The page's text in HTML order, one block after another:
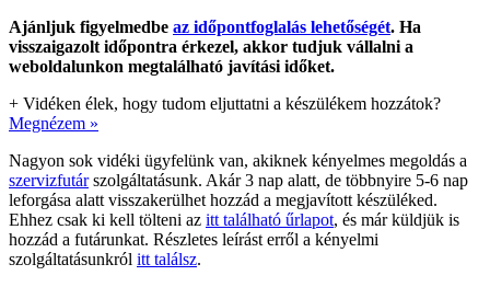
Ajánljuk figyelmedbe az időpontfoglalás lehetőségét. Ha
visszaigazolt időpontra érkezel, akkor tudjuk vállalni a
weboldalunkon megtalálható javítási időket.
+ Vidéken élek, hogy tudom eljuttatni a készülékem hozzátok?
Megnézem »
Nagyon sok vidéki ügyfelünk van, akiknek kényelmes megoldás a
szervizfutárszolgáltatásunk. Akár 3 nap alatt, de többnyire 5-6 nap
leforgása alatt visszakerülhet hozzád a megjavított készüléked.
Ehhez csak ki kell tölteni az itt található űrlapot, és már küldjük is
hozzád a futárunkat. Részletes leírást erről a kényelmi
szolgáltatásunkról itt találsz.